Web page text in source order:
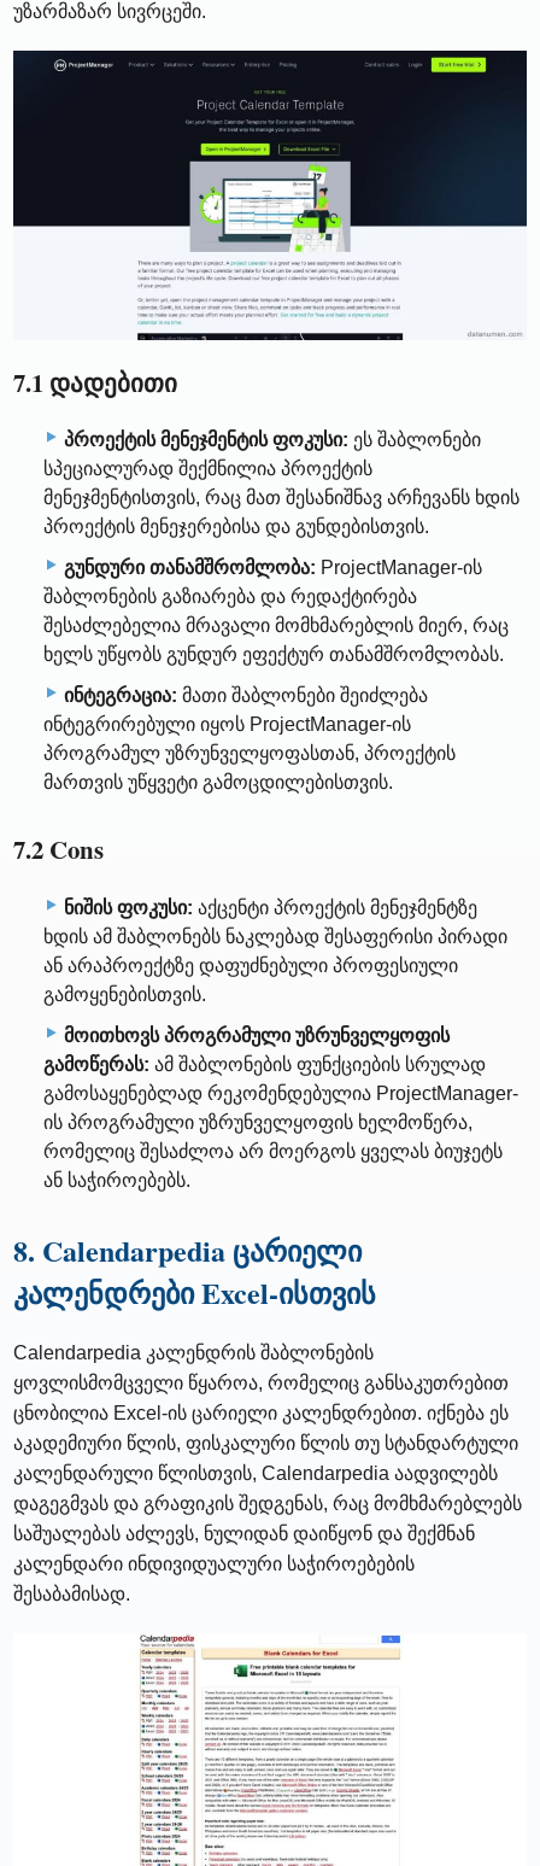
უზარმაზარ სივრცეში.
7.1 დადებითი
პროექტის მენეჯმენტის ფოკუსი: ეს შაბლონები
სპეციალურად შექმნილია პროექტის
მენეჯმენტისთვის, რაც მათ შესანიშნავ არჩევანს ხდის
პროექტის მენეჯერებისა და გუნდებისთვის.
გუნდური თანამშრომლობა: ProjectManager-ის
შაბლონების გაზიარება და რედაქტირება
შესაძლებელია მრავალი მომხმარებლის მიერ, რაც
ხელს უწყობს გუნდურ ეფექტურ თანამშრომლობას.
ინტეგრაცია: მათი შაბლონები შეიძლება
ინტეგრირებული იყოს ProjectManager-ის
პროგრამულ უზრუნველყოფასთან, პროექტის
მართვის უწყვეტი გამოცდილებისთვის.
7.2 Cons
ნიშის ფოკუსი: აქცენტი პროექტის მენეჯმენტზე
ხდის ამ შაბლონებს ნაკლებად შესაფერისი პირადი
ან არაპროექტზე დაფუძნებული პროფესიული
გამოყენებისთვის.
მოითხოვს პროგრამული უზრუნველყოფის
გამოწერას: ამ შაბლონების ფუნქციების სრულად
გამოსაყენებლად რეკომენდებულია ProjectManager-
ის პროგრამული უზრუნველყოფის ხელმოწერა,
რომელიც შესაძლოა არ მოერგოს ყველას ბიუჯეტს
ან საჭიროებებს.
8. Calendarpedia ცარიელი
კალენდრები Excel-ისთვის
Calendarpedia კალენდრის შაბლონების
ყოვლისმომცველი წყაროა, რომელიც განსაკუთრებით
ცნობილია Excel-ის ცარიელი კალენდრებით. იქნება ეს
აკადემიური წლის, ფისკალური წლის თუ სტანდარტული
კალენდარული წლისთვის, Calendarpedia აადვილებს
დაგეგმვას და გრაფიკის შედგენას, რაც მომხმარებლებს
საშუალებას აძლევს, ნულიდან დაიწყონ და შექმნან
კალენდარი ინდივიდუალური საჭიროებების
შესაბამისად.